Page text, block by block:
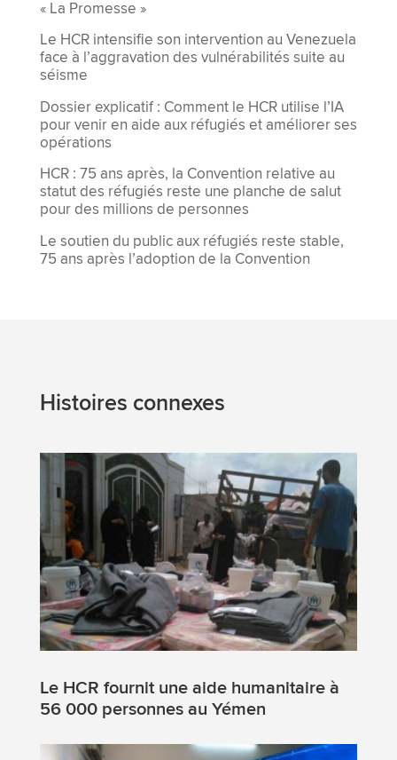
« La Promesse »
Le HCR intensifie son intervention au Venezuela
face à l’aggravation des vulnérabilités suite au
séisme
Dossier explicatif : Comment le HCR utilise l’IA
pour venir en aide aux réfugiés et améliorer ses
opérations
HCR : 75 ans après, la Convention relative au
statut des réfugiés reste une planche de salut
pour des millions de personnes
Le soutien du public aux réfugiés reste stable,
75 ans après l’adoption de la Convention
Histoires connexes
Le HCR fournit une aide humanitaire à
56 000 personnes au Yémen